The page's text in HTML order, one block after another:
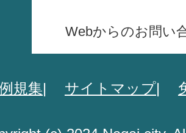
Webからのお問い
規集 サイトマップ